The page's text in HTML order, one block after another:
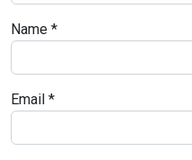
Name *
Email *